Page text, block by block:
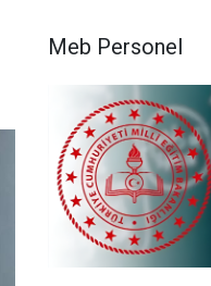
Meb Personel